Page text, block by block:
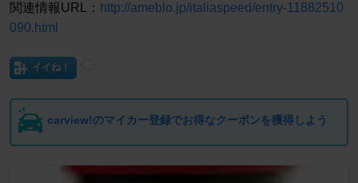
関連情報URL： http://ameblo.jp/italiaspeed/entry-11882510
090.html
イイね！
carview!のマイカー登録でお得なクーポンを獲得しよう